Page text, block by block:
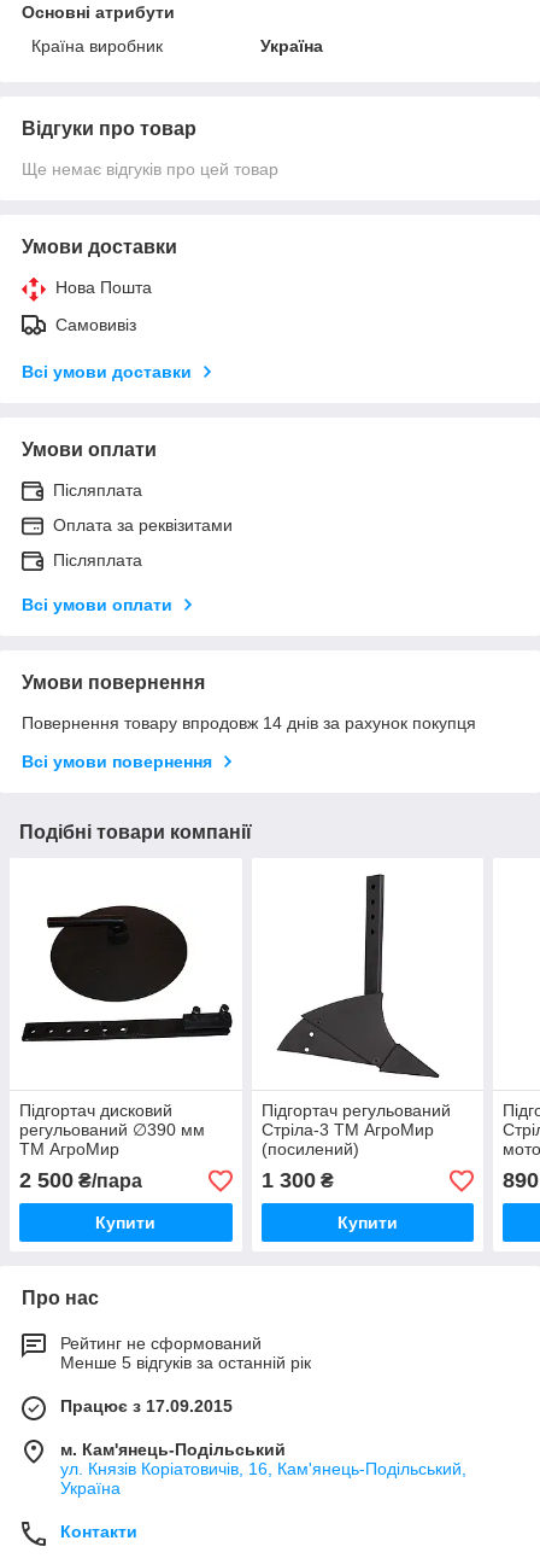
Основні атрибути
Країна виробник
Україна
Відгуки про товар
Ще немає відгуків про цей товар
Умови доставки
Нова Пошта
Самовивіз
Всі умови доставки
Умови оплати
Післяплата
Оплата за реквізитами
Післяплата
Всі умови оплати
Умови повернення
Повернення товару впродовж 14 днів за рахунок покупця
Всі умови повернення
Подібні товари компанії
Підгортач дисковий
регульований ∅390 мм
ТМ АгроМир
2 500 ₴/пара
Купити
Підгортач регульований
Стріла-3 ТМ АгроМир
(посилений)
1 300₴
Купити
890
Про нас
Рейтинг не сформований
Менше 5 відгуків за останній рік
Працює з 17.09.2015
м. Кам'янець-Подільський
ул. Князів Коріатовичів, 16, Кам'янець-Подільський,
Україна
Контакти